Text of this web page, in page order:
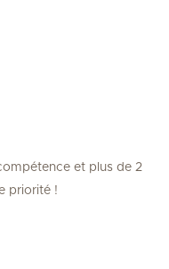
et plus de 2
priorité !